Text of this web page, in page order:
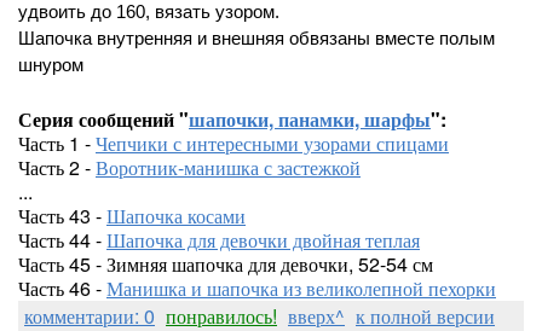
удвоить до 160, вязать узором.
Шапочка внутренняя и внешняя обвязаны вместе полым
шнуром
Серия сообщений "шапочки, панамки, шарфы":
Часть 1 -Чепчики с интересными узорами спицами
Часть 2 -Воротник-манишка с застежкой
...
Часть 43 -Шапочка косами
Часть 44 -Шапочка для девочки двойная теплая
Часть 45 - Зимняя шапочка для девочки, 52-54 см
Часть 46 -Манишка и шапочка из великолепной пехорки
комментарии: 0 понравилось! вверх^ к полной версии